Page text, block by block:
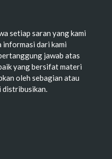
setiap saran yang kami
informasi dari kami
jawab atas
yang bersifat materi
oleh sebagian atau